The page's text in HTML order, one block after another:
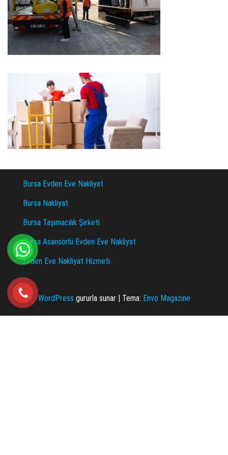
Bursa Evden Eve Nakliyat
Bursa Nakliyat
Bursa Taşımacılık Şirketi
Bursa Asansörlü Evden Eve Nakliyat
Evden Eve Nakliyat Hizmeti
WordPress gururla sunar | Tema: Envo Magazine